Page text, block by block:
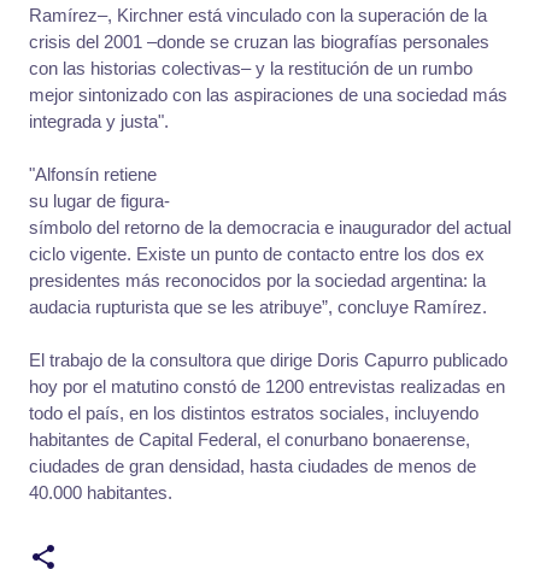
Ramírez–, Kirchner está vinculado con la superación de la
crisis del 2001 –donde se cruzan las biografías personales
con las historias colectivas– y la restitución de un rumbo
mejor sintonizado con las aspiraciones de una sociedad más
integrada y justa".
"Alfonsín retiene
su lugar de figura-
símbolo del retorno de la democracia e inaugurador del actual
ciclo vigente. Existe un punto de contacto entre los dos ex
presidentes más reconocidos por la sociedad argentina: la
audacia rupturista que se les atribuye”, concluye Ramírez.
El trabajo de la consultora que dirige Doris Capurro publicado
hoy por el matutino constó de 1200 entrevistas realizadas en
todo el país, en los distintos estratos sociales, incluyendo
habitantes de Capital Federal, el conurbano bonaerense,
ciudades de gran densidad, hasta ciudades de menos de
40.000 habitantes.